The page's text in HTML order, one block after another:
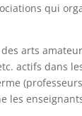
qui
arts
actifs dans
les